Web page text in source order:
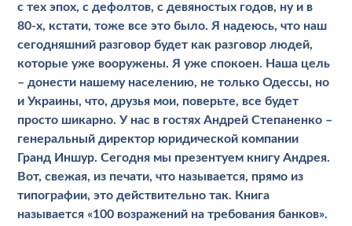
с тех эпох, с дефолтов, с девяностых годов, ну и в
80-х, кстати, тоже все это было. Я надеюсь, что наш
сегодняшний разговор будет как разговор людей,
которые уже вооружены. Я уже спокоен. Наша цель
– донести нашему населению, не только Одессы, но
и Украины, что, друзья мои, поверьте, все будет
просто шикарно. У нас в гостях Андрей Степаненко –
генеральный директор юридической компании
Гранд Иншур. Сегодня мы презентуем книгу Андрея.
Вот, свежая, из печати, что называется, прямо из
типографии, это действительно так. Книга
называется «100 возражений на требования банков».